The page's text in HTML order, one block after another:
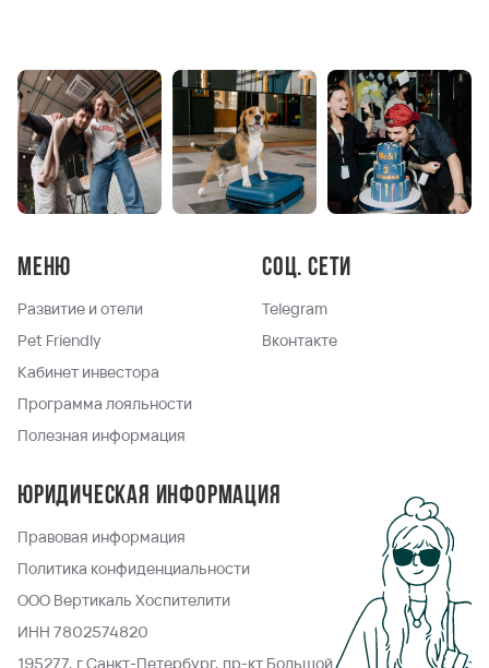
Меню
Развитие и отели
Pet Friendly
Кабинет инвестора
Программа лояльности
Полезная информация
Соц. сети
Telegram
Вконтакте
Юридическая информация
Правовая информация
Политика конфиденциальности
ООО Вертикаль Хоспителити
ИНН 7802574820
195277, г.Санкт-Петербург, пр-кт Большой